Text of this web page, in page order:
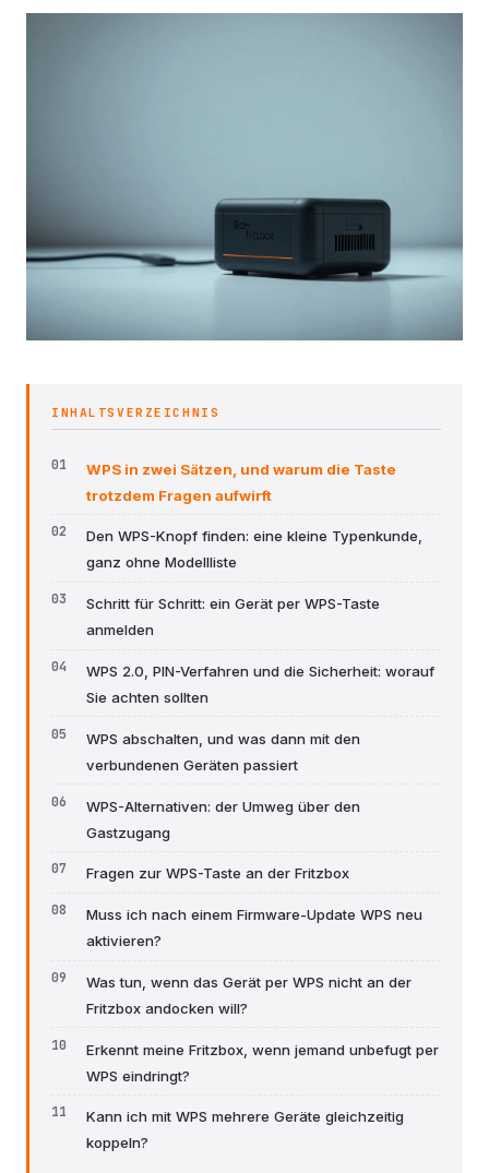
INHALTSVERZEICHNIS
WPS in zwei Sätzen, und warum die Taste
trotzdem Fragen aufwirft
Den WPS-Knopf finden: eine kleine Typenkunde,
ganz ohne Modellliste
Schritt für Schritt: ein Gerät per WPS-Taste
anmelden
WPS 2.0, PIN-Verfahren und die Sicherheit: worauf
Sie achten sollten
WPS abschalten, und was dann mit den
verbundenen Geräten passiert
WPS-Alternativen: der Umweg über den
Gastzugang
Fragen zur WPS-Taste an der Fritzbox
Muss ich nach einem Firmware-Update WPS neu
aktivieren?
Was tun, wenn das Gerät per WPS nicht an der
Fritzbox andocken will?
Erkennt meine Fritzbox, wenn jemand unbefugt per
WPS eindringt?
Kann ich mit WPS mehrere Geräte gleichzeitig
koppeln?